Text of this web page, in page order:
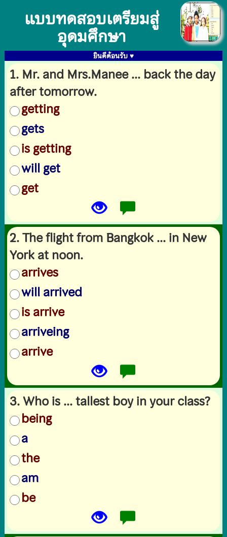
แบบทดสอบเตรียมสู่
อุดมศึกษา
ยินดีต้อนรับ ♥
1. Mr. and Mrs.Manee ... back the day
after tomorrow.
getting
gets
is getting
will get
get
2. The flight from Bangkok ... in New
York at noon.
arrives
will arrived
is arrive
arriveing
arrive
3. Who is ... tallest boy in your class?
being
a
the
am
be